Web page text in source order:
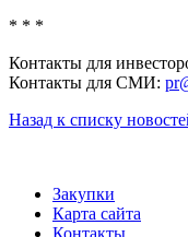
* * *
Контакты для
Контакты для СМИ:
Назад к списку
Закупки
Карта сайта